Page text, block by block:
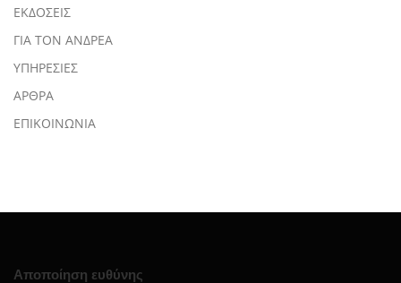
ΕΚΔΟΣΕΙΣ
ΓΙΑ ΤΟΝ ΑΝΔΡΕΑ
ΥΠΗΡΕΣΙΕΣ
ΑΡΘΡΑ
ΕΠΙΚΟΙΝΩΝΙΑ
Αποποίηση ευθύνης